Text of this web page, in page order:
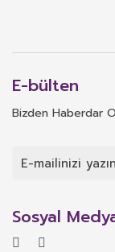
E-bülten
Bizden Haberdar
Sosyal